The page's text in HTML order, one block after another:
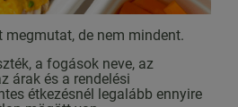
megmutat, de nem mindent.
a fogások neve, az
árak és a rendelési
étkezésnél legalább ennyire